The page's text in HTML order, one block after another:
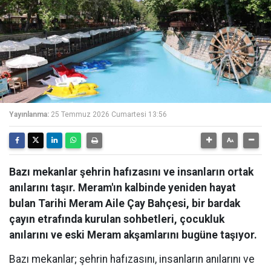
Yayınlanma: 25 Temmuz 2026 Cumartesi 13:56
Bazı mekanlar şehrin hafızasını ve insanların ortak
anılarını taşır. Meram'ın kalbinde yeniden hayat
bulan Tarihi Meram Aile Çay Bahçesi, bir bardak
çayın etrafında kurulan sohbetleri, çocukluk
anılarını ve eski Meram akşamlarını bugüne taşıyor.
Bazı mekanlar; şehrin hafızasını, insanların anılarını ve